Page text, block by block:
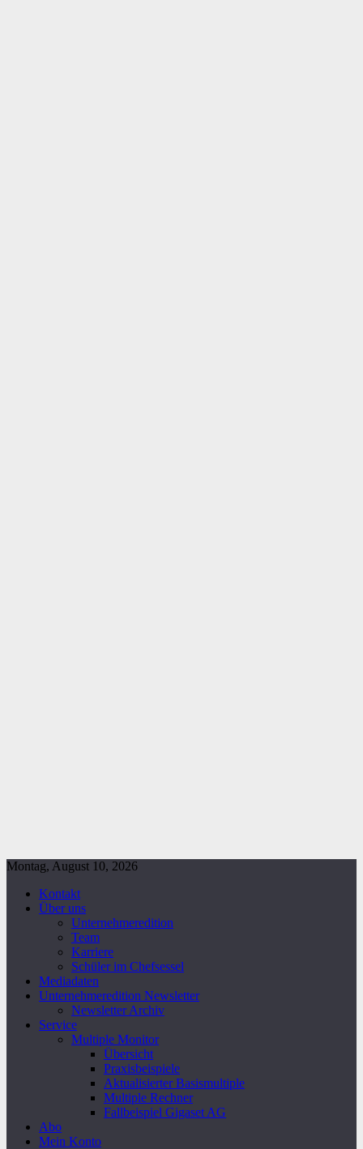
Montag, August 10, 2026
Kontakt
Über uns
Unternehmeredition
Team
Karriere
Schüler im Chefsessel
Mediadaten
Unternehmeredition Newsletter
Newsletter Archiv
Service
Multiple Monitor
Übersicht
Praxisbeispiele
Aktualisierter Basismultiple
Multiple Rechner
Fallbeispiel Gigaset AG
Abo
Mein Konto